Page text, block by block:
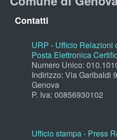
Contatti
URP - Ufficio Relazioni
Posta Elettronica
Numero Unico:
Indirizzo: Via Garibaldi
Genova
P. Iva: 00856930102
Ufficio stampa - Press